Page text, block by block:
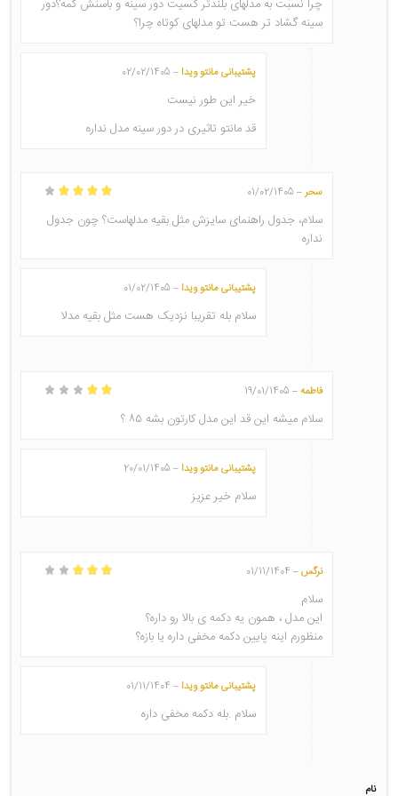
چرا نسبت به مدلهای بلندتر گسیت دور سینه و باسنش کمه؟دور
سینه گشاد تر هست تو مدلهای کوتاه چرا؟
پشتیبانی مانتو ویدا–
02/02/1405
خیر این طور نیست
قد مانتو تاثیری در دور سینه مدل نداره
سحر–
01/02/1405
سلام، جدول راهنمای سایزش مثل بقیه مدلهاست؟ چون جدول
نداره
پشتیبانی مانتو ویدا–
01/02/1405
سلام بله تقریبا نزدیک هست مثل بقیه مدلا
فاطمه–
19/01/1405
سلام میشه این قد این مدل کارتون بشه ۸۵ ؟
پشتیبانی مانتو ویدا–
20/01/1405
سلام خیر عزیز
نرگس–
01/11/1404
سلام
این مدل ، همون یه دکمه ی بالا رو داره؟
منظورم اینه پایین دکمه مخفی داره یا بازه؟
پشتیبانی مانتو ویدا–
01/11/1404
سلام .بله دکمه مخفی داره
نام